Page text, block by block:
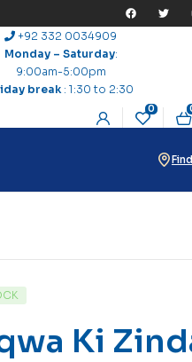
+92 332 0034909
Monday – Saturday:
9:00am-5:00pm
break: 1:30 to 2:30
0
Ki